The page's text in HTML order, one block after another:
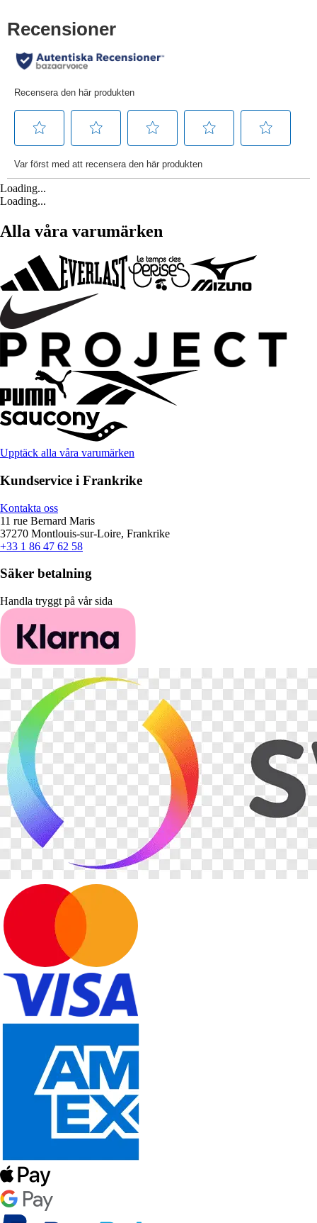
Loading...
Loading...
Alla våra varumärken
Upptäck alla våra varumärken
Kundservice i Frankrike
Kontakta oss
11 rue Bernard Maris
37270 Montlouis-sur-Loire, Frankrike
+33 1 86 47 62 58
Säker betalning
Handla tryggt på vår sida